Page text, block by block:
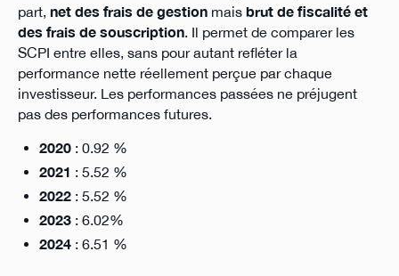
part, net des frais de gestionmais brut de fiscalité et
des frais de souscription. Il permet de comparer les
SCPI entre elles, sans pour autant refléter la
performance nette réellement perçue par chaque
investisseur. Les performances passées ne préjugent
pas des performances futures.
2020: 0.92 %
2021 : 5.52 %
2022: 5.52 %
2023: 6.02%
2024: 6.51 %